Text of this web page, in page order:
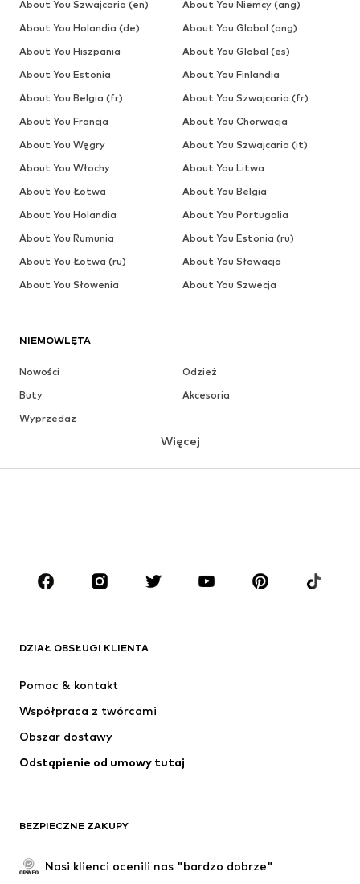
NIEMOWLĘTA
Nowości
Odzież
Buty
Akcesoria
Wyprzedaż
MARKI
Next
SUPERFIT
Więcej
DZIAŁ OBSŁUGI KLIENTA
Pomoc & kontakt
Współpraca z twórcami
Obszar dostawy
Odstąpienie od umowy tutaj
BEZPIECZNE ZAKUPY
Nasi klienci ocenili nas "bardzo dobrze"
About You Szwajcaria (en)
About You Niemcy (ang)
About You Holandia (de)
About You Global (ang)
About You Hiszpania
About You Global (es)
About You Estonia
About You Finlandia
About You Belgia (fr)
About You Szwajcaria (fr)
About You Francja
About You Chorwacja
About You Węgry
About You Szwajcaria (it)
About You Włochy
About You Litwa
About You Łotwa
About You Belgia
About You Holandia
About You Portugalia
About You Rumunia
About You Estonia (ru)
About You Łotwa (ru)
About You Słowacja
About You Słowenia
About You Szwecja